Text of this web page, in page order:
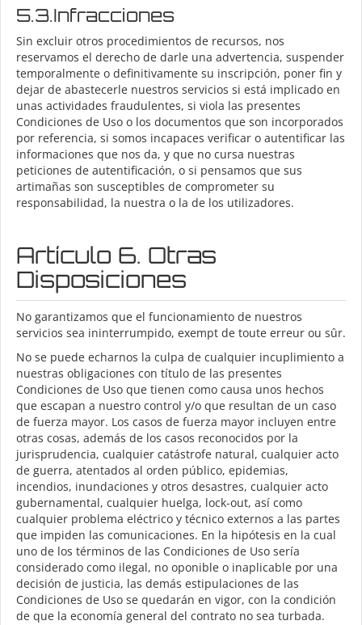
5.3.Infracciones
Sin excluir otros procedimientos de recursos, nos
reservamos el derecho de darle una advertencia, suspender
temporalmente o definitivamente su inscripción, poner fin y
dejar de abastecerle nuestros servicios si está implicado en
unas actividades fraudulentes, si viola las presentes
Condiciones de Uso o los documentos que son incorporados
por referencia, si somos incapaces verificar o autentificar las
informaciones que nos da, y que no cursa nuestras
peticiones de autentificación, o si pensamos que sus
artimañas son susceptibles de comprometer su
responsabilidad, la nuestra o la de los utilizadores.
Artículo 6. Otras
Disposiciones
No garantizamos que el funcionamiento de nuestros
servicios sea ininterrumpido, exempt de toute erreur ou sûr.
No se puede echarnos la culpa de cualquier incuplimiento a
nuestras obligaciones con título de las presentes
Condiciones de Uso que tienen como causa unos hechos
que escapan a nuestro control y/o que resultan de un caso
de fuerza mayor. Los casos de fuerza mayor incluyen entre
otras cosas, además de los casos reconocidos por la
jurisprudencia, cualquier catástrofe natural, cualquier acto
de guerra, atentados al orden público, epidemias,
incendios, inundaciones y otros desastres, cualquier acto
gubernamental, cualquier huelga, lock-out, así como
cualquier problema eléctrico y técnico externos a las partes
que impiden las comunicaciones. En la hipótesis en la cual
uno de los términos de las Condiciones de Uso sería
considerado como ilegal, no oponible o inaplicable por una
decisión de justicia, las demás estipulaciones de las
Condiciones de Uso se quedarán en vigor, con la condición
de que la economía general del contrato no sea turbada.